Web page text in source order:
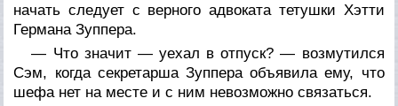
начать следует с верного адвоката тетушки Хэтти
Германа Зуппера.
— Что значит — уехал в отпуск? — возмутился
Сэм, когда секретарша Зуппера объявила ему, что
шефа нет на месте и с ним невозможно связаться.